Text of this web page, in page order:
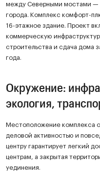
между Северными мостами —
города. Комплекс комфорт-
16-этажное здание. Проект
коммерческую
строительства и сдача дома
года.
Окружение:
экология,
Местоположение комплекса
деловой активностью и
центру гарантирует легкий
центрам, а закрытая
уединения.